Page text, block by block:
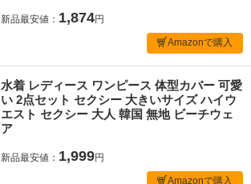
新品最安値： 1,874円
Amazonで購入
水着 レディース ワンピース 体型カバー 可愛
い 2点セット セクシー 大きいサイズ ハイウ
エスト セクシー 大人 韓国 無地 ビーチウェ
ア
新品最安値： 1,999円
Amazonで購入